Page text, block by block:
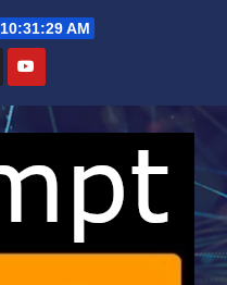
10:31:29 AM